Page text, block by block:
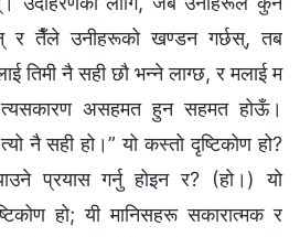
र तैँले उनीहरूको खण्डन गर्छस्, तब
तिमी नै सही छौ भन्ने लाग्छ, र मलाई म
असहमत हुन सहमत होऊँ।
नै सही हो।” यो कस्तो दृष्टिकोण हो?
प्रयास गर्नु होइन र? (हो।) यो
हो; यी मानिसहरू सकारात्मक र